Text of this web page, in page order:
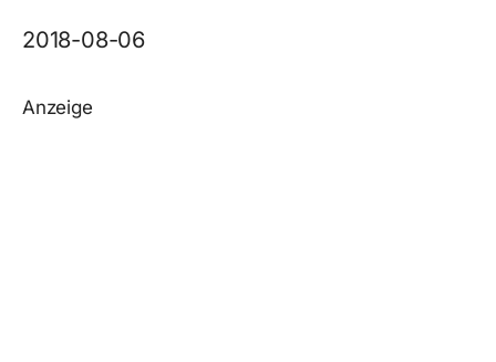
2018-08-06
Anzeige